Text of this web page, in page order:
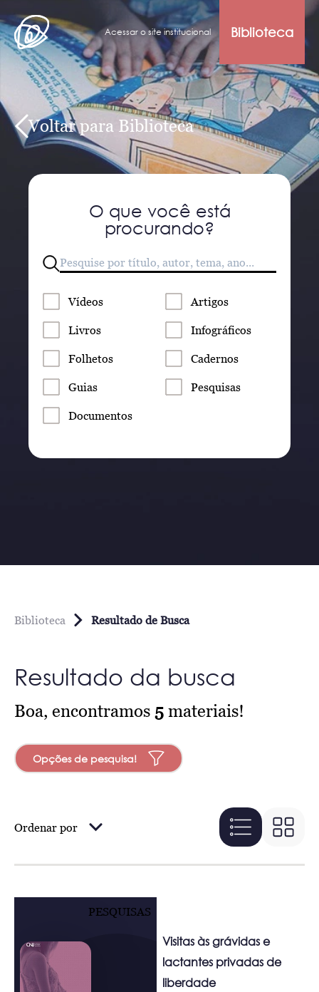
Acessar o site institucional Biblioteca
Voltar para Biblioteca
O que você está
procurando?
Vídeos Artigos
Livros Infográficos
Folhetos Cadernos
Guias Pesquisas
Documentos
Biblioteca Resultado de Busca
Resultado da busca
Boa, encontramos 5 materiais!
Opções de pesquisa!
Ordenar por
PESQUISAS
Visitas às grávidas e
lactantes privadas de
liberdade